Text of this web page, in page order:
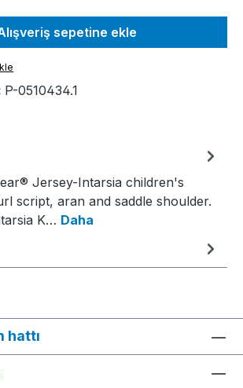
sepetine ekle
P-0510434.1
Jersey-Intarsia children's
script, aran and saddle shoulder.
K… Daha
hattı